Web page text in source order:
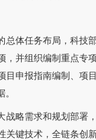
总体任务布局，科技
，并组织编制重点专
目申报指南编制、项
战略需求和规划部署
关键技术，全链条创